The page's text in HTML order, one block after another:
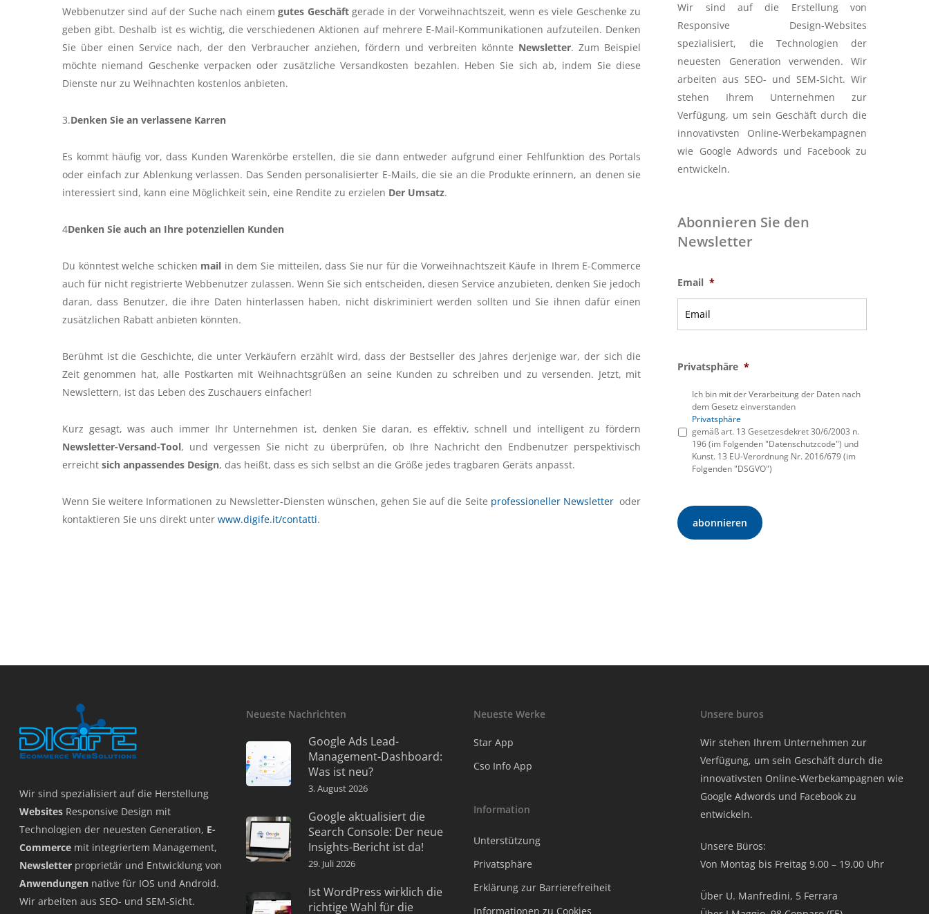
Webbenutzer sind auf der Suche nach einemgutes Geschäftgerade in der Vorweihnachtszeit, wenn es viele Geschenke zu
geben gibt. Deshalb ist es wichtig, die verschiedenen Aktionen auf mehrere E-Mail-Kommunikationen aufzuteilen. Denken
Sie über einen Service nach, der den Verbraucher anziehen, fördern und verbreiten könnte Newsletter. Zum Beispiel
möchte niemand Geschenke verpacken oder zusätzliche Versandkosten bezahlen. Heben Sie sich ab, indem Sie diese
Dienste nur zu Weihnachten kostenlos anbieten.
3.Denken Sie an verlassene Karren
Es kommt häufig vor, dass Kunden Warenkörbe erstellen, die sie dann entweder aufgrund einer Fehlfunktion des Portals
oder einfach zur Ablenkung verlassen. Das Senden personalisierter E-Mails, die sie an die Produkte erinnern, an denen sie
interessiert sind, kann eine Möglichkeit sein, eine Rendite zu erzielen Der Umsatz.
4Denken Sie auch an Ihre potenziellen Kunden
Du könntest welche schicken mail in dem Sie mitteilen, dass Sie nur für die Vorweihnachtszeit Käufe in Ihrem E-Commerce
auch für nicht registrierte Webbenutzer zulassen. Wenn Sie sich entscheiden, diesen Service anzubieten, denken Sie jedoch
daran, dass Benutzer, die ihre Daten hinterlassen haben, nicht diskriminiert werden sollten und Sie ihnen dafür einen
zusätzlichen Rabatt anbieten könnten.
Berühmt ist die Geschichte, die unter Verkäufern erzählt wird, dass der Bestseller des Jahres derjenige war, der sich die
Zeit genommen hat, alle Postkarten mit Weihnachtsgrüßen an seine Kunden zu schreiben und zu versenden. Jetzt, mit
Newslettern, ist das Leben des Zuschauers einfacher!
Kurz gesagt, was auch immer Ihr Unternehmen ist, denken Sie daran, es effektiv, schnell und intelligent zu fördern
Newsletter-Versand-Tool, und vergessen Sie nicht zu überprüfen, ob Ihre Nachricht den Endbenutzer perspektivisch
erreicht sich anpassendes Design, das heißt, dass es sich selbst an die Größe jedes tragbaren Geräts anpasst.
Wenn Sie weitere Informationen zu Newsletter-Diensten wünschen, gehen Sie auf die Seite professioneller Newsletteroder
kontaktieren Sie uns direkt unter www.digife.it/contatti.
Wir sind auf die Erstellung von
Responsive Design-Websites
spezialisiert, die Technologien der
neuesten Generation verwenden. Wir
arbeiten aus SEO- und SEM-Sicht. Wir
stehen Ihrem Unternehmen zur
Verfügung, um sein Geschäft durch die
innovativsten Online-Werbekampagnen
wie Google Adwords und Facebook zu
entwickeln.
Abonnieren Sie den
Newsletter
Email *
Privatsphäre *
Ich bin mit der Verarbeitung der Daten nach
dem Gesetz einverstanden
Privatsphäre
gemäß art. 13 Gesetzesdekret 30/6/2003 n.
196 (im Folgenden "Datenschutzcode") und
Kunst. 13 EU-Verordnung Nr. 2016/679 (im
Folgenden "DSGVO")
Wir sind spezialisiert auf die Herstellung
Websites Responsive Design mit
Technologien der neuesten Generation, E-
Commerce mit integriertem Management,
Newsletter proprietär und Entwicklung von
Anwendungen native für IOS und Android.
Wir arbeiten aus SEO- und SEM-Sicht.
Neueste Nachrichten
Google Ads Lead-
Management-Dashboard:
Was ist neu?
3. August 2026
Google aktualisiert die
Search Console: Der neue
Insights-Bericht ist da!
29. Juli 2026
Ist WordPress wirklich die
richtige Wahl für die
Neueste Werke
Star App
Cso Info App
Information
Unterstützung
Privatsphäre
Erklärung zur Barrierefreiheit
Informationen zu Cookies
Unsere buros
Wir stehen Ihrem Unternehmen zur
Verfügung, um sein Geschäft durch die
innovativsten Online-Werbekampagnen wie
Google Adwords und Facebook zu
entwickeln.
Unsere Büros:
Von Montag bis Freitag 9.00 – 19.00 Uhr
Über U. Manfredini, 5 Ferrara